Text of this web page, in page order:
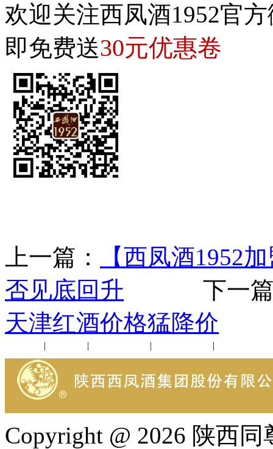
欢迎关注西凤酒1952官
即免费送30元优惠卷
上一篇：
【西凤酒1952
否见底回升 下一篇
天津红酒价格猛降价
| | | |
Copyright @ 2026 陕西